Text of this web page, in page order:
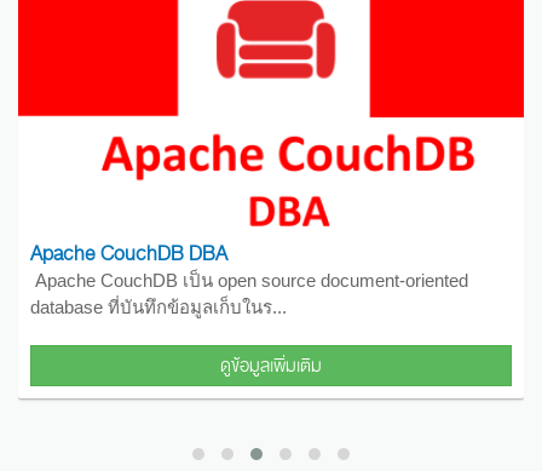
Apache CouchDB DBA
Apache CouchDB เป็น open source document-oriented
database ที่บันทึกข้อมูลเก็บในร...
ดูข้อมูลเพิ่มเติม